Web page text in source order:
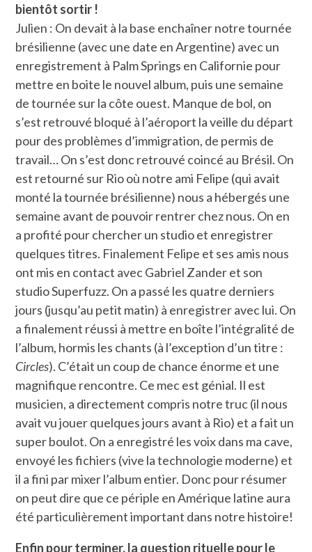
bientôt sortir !
Julien : On devait à la base enchaîner notre tournée
brésilienne (avec une date en Argentine) avec un
enregistrement à Palm Springs en Californie pour
mettre en boite le nouvel album, puis une semaine
de tournée sur la côte ouest. Manque de bol, on
s’est retrouvé bloqué à l’aéroport la veille du départ
pour des problèmes d’immigration, de permis de
travail… On s’est donc retrouvé coincé au Brésil. On
est retourné sur Rio où notre ami Felipe (qui avait
monté la tournée brésilienne) nous a hébergés une
semaine avant de pouvoir rentrer chez nous. On en
a profité pour chercher un studio et enregistrer
quelques titres. Finalement Felipe et ses amis nous
ont mis en contact avec Gabriel Zander et son
studio Superfuzz. On a passé les quatre derniers
jours (jusqu’au petit matin) à enregistrer avec lui. On
a finalement réussi à mettre en boîte l’intégralité de
l’album, hormis les chants (à l’exception d’un titre :
Circles). C’était un coup de chance énorme et une
magnifique rencontre. Ce mec est génial. Il est
musicien, a directement compris notre truc (il nous
avait vu jouer quelques jours avant à Rio) et a fait un
super boulot. On a enregistré les voix dans ma cave,
envoyé les fichiers (vive la technologie moderne) et
il a fini par mixer l’album entier. Donc pour résumer
on peut dire que ce périple en Amérique latine aura
été particulièrement important dans notre histoire!
Enfin pour terminer, la question rituelle pour le